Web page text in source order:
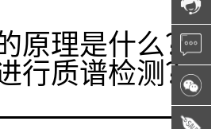
原理是什么？
行质谱检测？